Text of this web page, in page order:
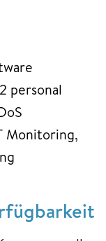
personal
Monitoring,